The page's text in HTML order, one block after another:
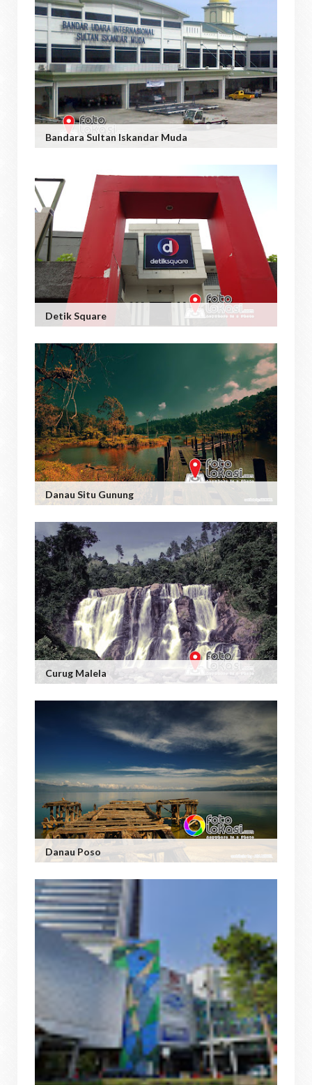
Bandara Sultan Iskandar Muda
Detik Square
Danau Situ Gunung
Curug Malela
Danau Poso